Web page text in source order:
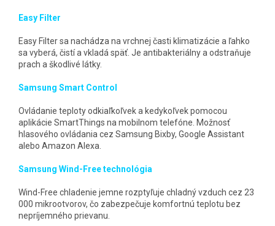
Easy Filter
Easy Filter sa nachádza na vrchnej časti klimatizácie a ľahko
sa vyberá, čistí a vkladá späť. Je antibakteriálny a odstraňuje
prach a škodlivé látky.
Samsung Smart Control
Ovládanie teploty odkiaľkoľvek a kedykoľvek pomocou
aplikácie SmartThings na mobilnom telefóne. Možnosť
hlasového ovládania cez Samsung Bixby, Google Assistant
alebo Amazon Alexa.
Samsung Wind-Free technológia
Wind-Free chladenie jemne rozptyľuje chladný vzduch cez 23
000 mikrootvorov, čo zabezpečuje komfortnú teplotu bez
nepríjemného prievanu.